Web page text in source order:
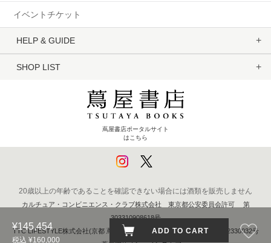
¥145,454
税込 ¥160,000
ADD TO CART
イベントチケット
HELP & GUIDE
SHOP LIST
蔦屋書店ポータルサイト
はこちら
20歳以上の年齢であることを確認できない場合には酒類を販売しません
カルチュア・コンビニエンス・クラブ株式会社 東京都公安委員会許可 第
303310908618号
TTC LIFESTYLE株式会社(京都 蔦屋書店) 京都府公安委員会 第611262330032号